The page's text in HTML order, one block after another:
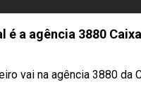
é a agência 3880
vai na agência 3880 da